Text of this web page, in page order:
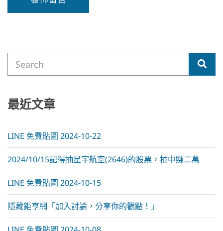
a
v
for:
最近文章
LINE 免費貼圖 2024-10-22
2024/10/15記得抽星宇航空(2646)的股票，抽中賺二萬
LINE 免費貼圖 2024-10-15
隱藏鉅亨網「加入討論，分享你的觀點！」